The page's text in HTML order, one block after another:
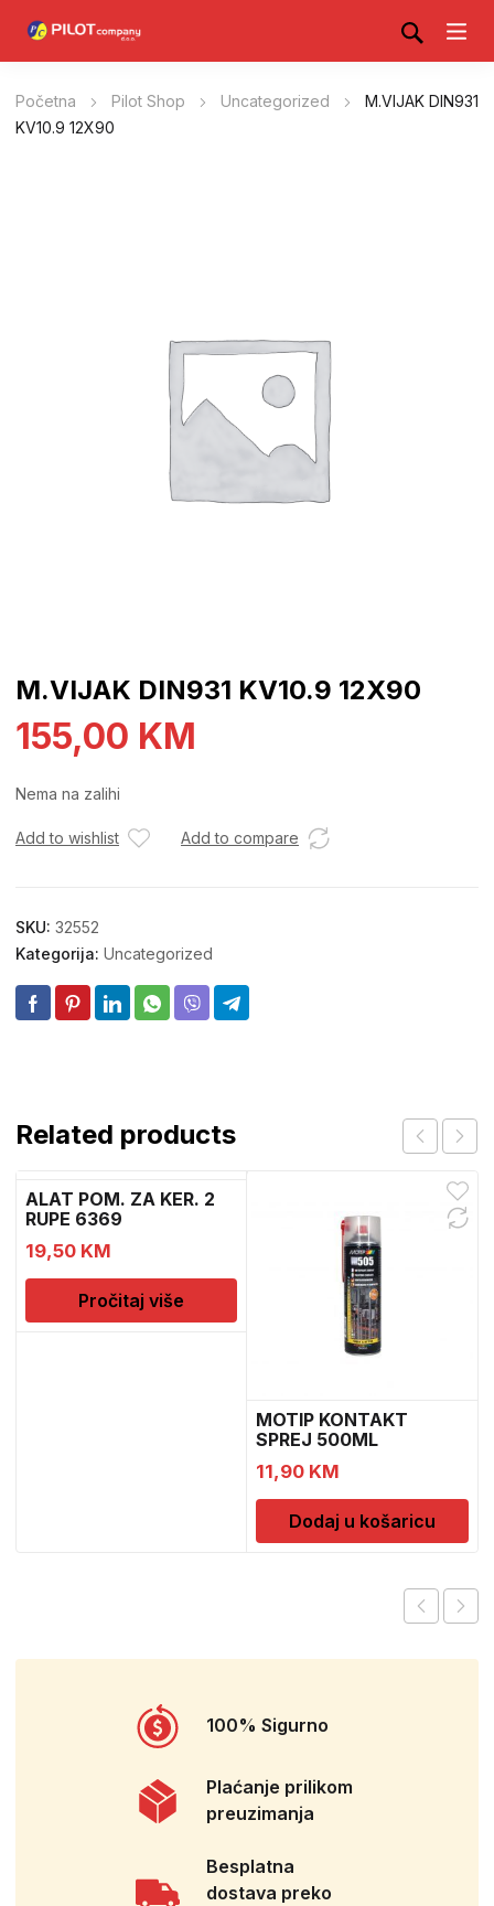
Početna Pilot Shop Uncategorized
M.VIJAK DIN931
KV10.9 12X90
M.VIJAK DIN931 KV10.9 12X90
155,00 KM
Nema na zalihi
Add to wishlist Add to compare
SKU: 32552
Kategorija: Uncategorized
Related products
ALAT POM. ZA KER. 2
RUPE 6369
19,50 KM
Pročitaj više
MOTIP KONTAKT
SPREJ 500ML
M090505
11,90 KM
Dodaj u košaricu
100% Sigurno
Plaćanje prilikom
preuzimanja
Besplatna
dostava preko